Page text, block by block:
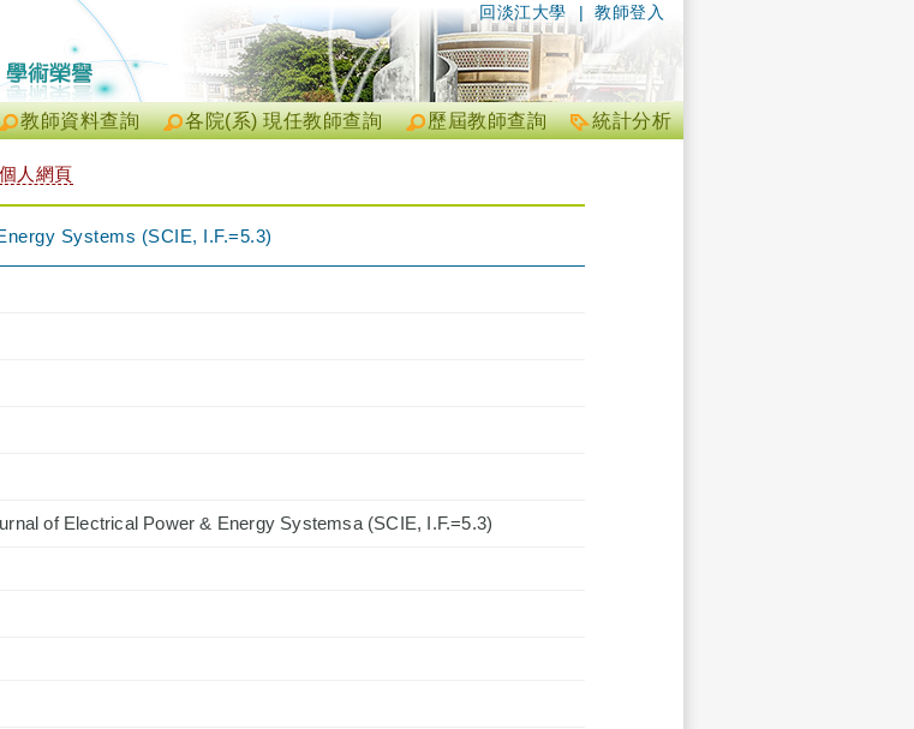
| 教師登入
回淡江大學
統計分析
歷屆教師查詢
各院(系) 現任教師查詢
教師資料查詢
個人網頁
Systems (SCIE, I.F.=5.3)
of Electrical Power & Energy Systemsa (SCIE, I.F.=5.3)